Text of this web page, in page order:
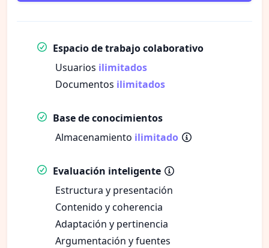
Espacio de trabajo colaborativo
Usuarios ilimitados
Documentos ilimitados
Base de conocimientos
Almacenamiento ilimitado
Evaluación inteligente
Estructura y presentación
Contenido y coherencia
Adaptación y pertinencia
Argumentación y fuentes